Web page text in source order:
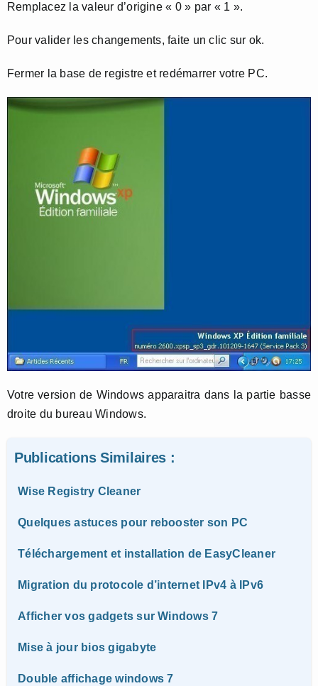
Remplacez la valeur d’origine « 0 » par « 1 ».
Pour valider les changements, faite un clic sur ok.
Fermer la base de registre et redémarrer votre PC.
Votre version de Windows apparaitra dans la partie basse
droite du bureau Windows.
Publications Similaires :
Wise Registry Cleaner
Quelques astuces pour rebooster son PC
Téléchargement et installation de EasyCleaner
Migration du protocole d’internet IPv4 à IPv6
Afficher vos gadgets sur Windows 7
Mise à jour bios gigabyte
Double affichage windows 7